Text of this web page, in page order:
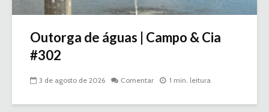
Outorga de águas | Campo & Cia
#302
3 de agosto de 2026 Comentar 1 min. leitura